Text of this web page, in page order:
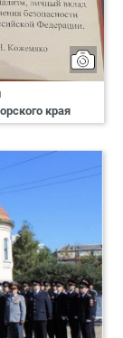
края